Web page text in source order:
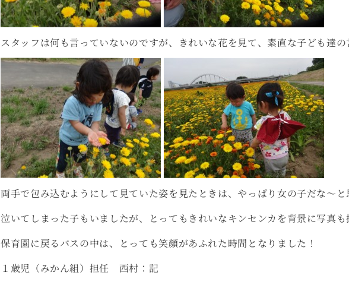
スタッフは何も言っていないのですが、きれいな花を見て、素直な子ども達
両手で包み込むようにして見ていた姿を見たときは、やっぱり女の子だな～と
泣いてしまった子もいましたが、とってもきれいなキンセンカを背景に写真
保育園に戻るバスの中は、とっても笑顔があふれた時間となりました！
１歳児（みかん組）担任 西村：記